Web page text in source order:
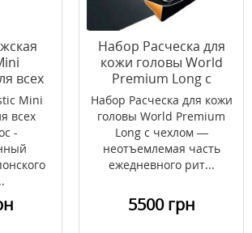
всех
Mini
всех
-
Набор Расческа для
кожи головы World
Premium Long с
чехлом (шампань
золото)
Набор Расческа для кожи
головы World Premium
Long с чехлом —
неотъемлемая часть
ежедневного рит...
5500 грн